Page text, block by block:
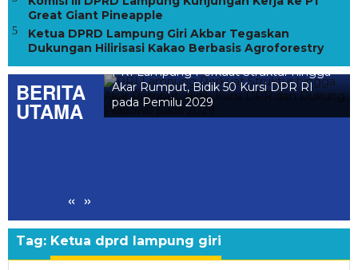
Great Giant Pineapple
Ketua DPRD Lampung Giri Akbar Tegaskan
Dukungan Hilirisasi Kakao Berbasis Agroforestry
BERITA
UTAMA
« »
Tabrak
MTS N 1
PRI Lampung Perkuat Struktur hingga
Akar Rumput, Bidik 50 Kursi DPR RI
pada Pemilu 2029
Tag: Ketua dprd lampung giri